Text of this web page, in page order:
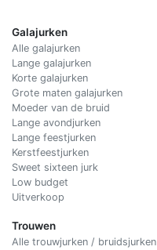
Galajurken
Alle galajurken
Lange galajurken
Korte galajurken
Grote maten galajurken
Moeder van de bruid
Lange avondjurken
Lange feestjurken
Kerstfeestjurken
Sweet sixteen jurk
Low budget
Uitverkoop
Trouwen
Alle trouwjurken / bruidsjurken